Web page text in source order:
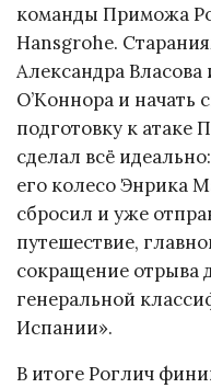
команды Приможа
Hansgrohe.
Александра Власова
О’Коннора и начать
подготовку к атаке
сделал всё
его колесо Энрика
сбросил и уже
путешествие,
сокращение отрыва
генеральной
Испании».
В итоге Роглич